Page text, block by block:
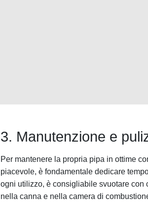
3. Manutenzione e
Per mantenere la propria pipa in ottime
piacevole, è fondamentale dedicare
ogni utilizzo, è consigliabile svuotare
nella canna e nella camera di